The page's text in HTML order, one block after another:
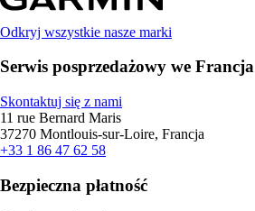
Odkryj wszystkie nasze marki
Serwis posprzedażowy we Francja
Skontaktuj się z nami
11 rue Bernard Maris
37270 Montlouis-sur-Loire, Francja
+33 1 86 47 62 58
Bezpieczna płatność